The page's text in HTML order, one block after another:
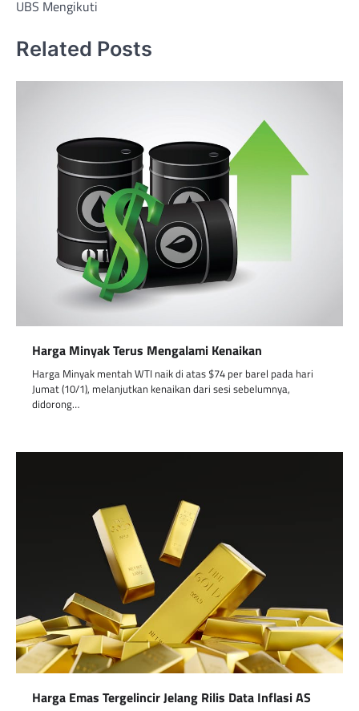
UBS Mengikuti
Related Posts
Harga Minyak Terus Mengalami Kenaikan
Harga Minyak mentah WTI naik di atas $74 per barel pada hari
Jumat (10/1), melanjutkan kenaikan dari sesi sebelumnya,
didorong…
Harga Emas Tergelincir Jelang Rilis Data Inflasi AS